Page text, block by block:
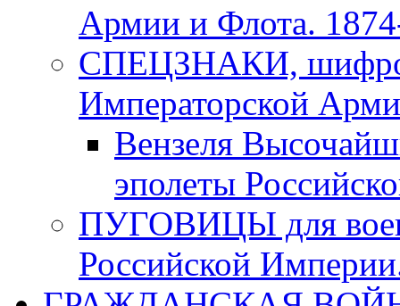
Армии и Флота.
СПЕЦЗНАКИ,
Императорской
Вензеля
эполеты
ПУГОВИЦЫ для
Российской